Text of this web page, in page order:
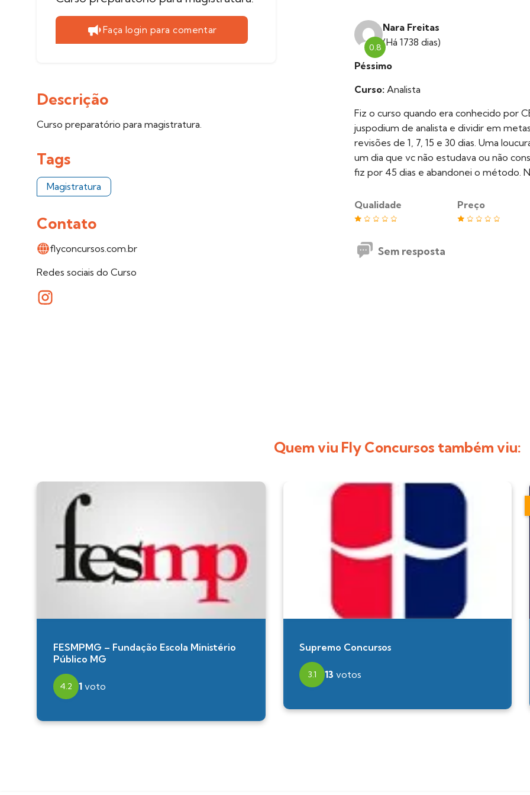
Faça login para comentar
Descrição
Curso preparatório para magistratura.
Tags
Magistratura
Contato
flyconcursos.com.br
Redes sociais do Curso
0.8
Nara Freitas
(Há 1738 dias)
Péssimo
Curso: Analista
Fiz o curso quando era conhecido por
juspodium de analista e dividir em
revisões de 1, 7, 15 e 30 dias. Uma
um dia que vc não estudava ou não
fiz por 45 dias e abandonei o método.
Qualidade Preço
Sem resposta
Quem viu Fly Concursos também viu:
FESMPMG – Fundação Escola Ministério
Público MG
4.2 1voto
Supremo Concursos
3.1 13 votos